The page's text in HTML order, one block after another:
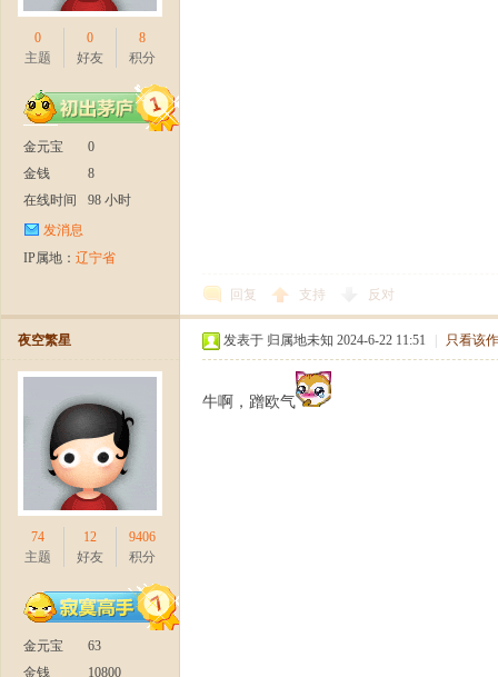
【
二
0
主题
0
好友
8
积分
金元宝
0
金钱
8
在线时间
98 小时
发消息
IP属地： 辽宁省
回复 支持 反对
夜空繁星
74
主题
12
好友
9406
积分
金元宝
63
金钱
10800
发表于 归属地未知 2024-6-22 11:51 只看该
牛啊，蹭欧气